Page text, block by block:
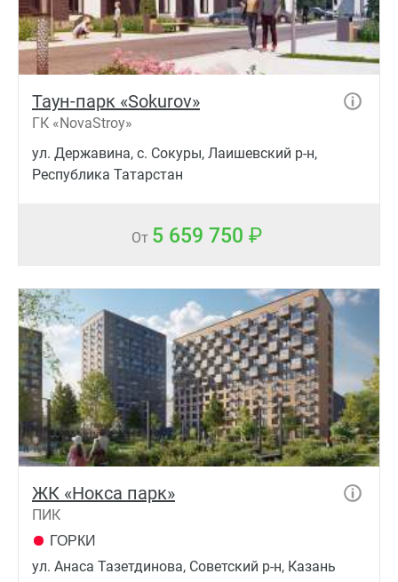
Таун-парк «Sokurov»
ГК «NovaStroy»
ул. Державина, с. Сокуры, Лаишевский р-н,
Республика Татарстан
От 5 659 750
ЖК «Нокса парк»
ПИК
ГОРКИ
ул. Анаса Тазетдинова, Советский р-н, Казань